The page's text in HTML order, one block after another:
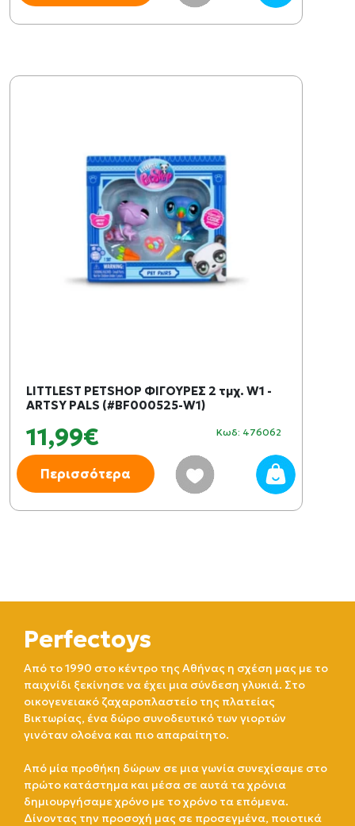
LITTLEST PETSHOP ΦΙΓΟΥΡΕΣ 2 τμχ. W1 -
ARTSY PALS (#BF000525-W1)
11,99€ Κωδ: 476062
Περισσότερα
Perfectoys
Από το 1990 στο κέντρο της Αθήνας η σχέση μας με το
παιχνίδι ξεκίνησε να έχει μια σύνδεση γλυκιά. Στο
οικογενειακό ζαχαροπλαστείο της πλατείας
Βικτωρίας, ένα δώρο συνοδευτικό των γιορτών
γινόταν ολοένα και πιο απαραίτητο.
Από μία προθήκη δώρων σε μια γωνία συνεχίσαμε στο
πρώτο κατάστημα και μέσα σε αυτά τα χρόνια
δημιουργήσαμε χρόνο με το χρόνο τα επόμενα.
Δίνοντας την προσοχή μας σε προσεγμένα, ποιοτικά